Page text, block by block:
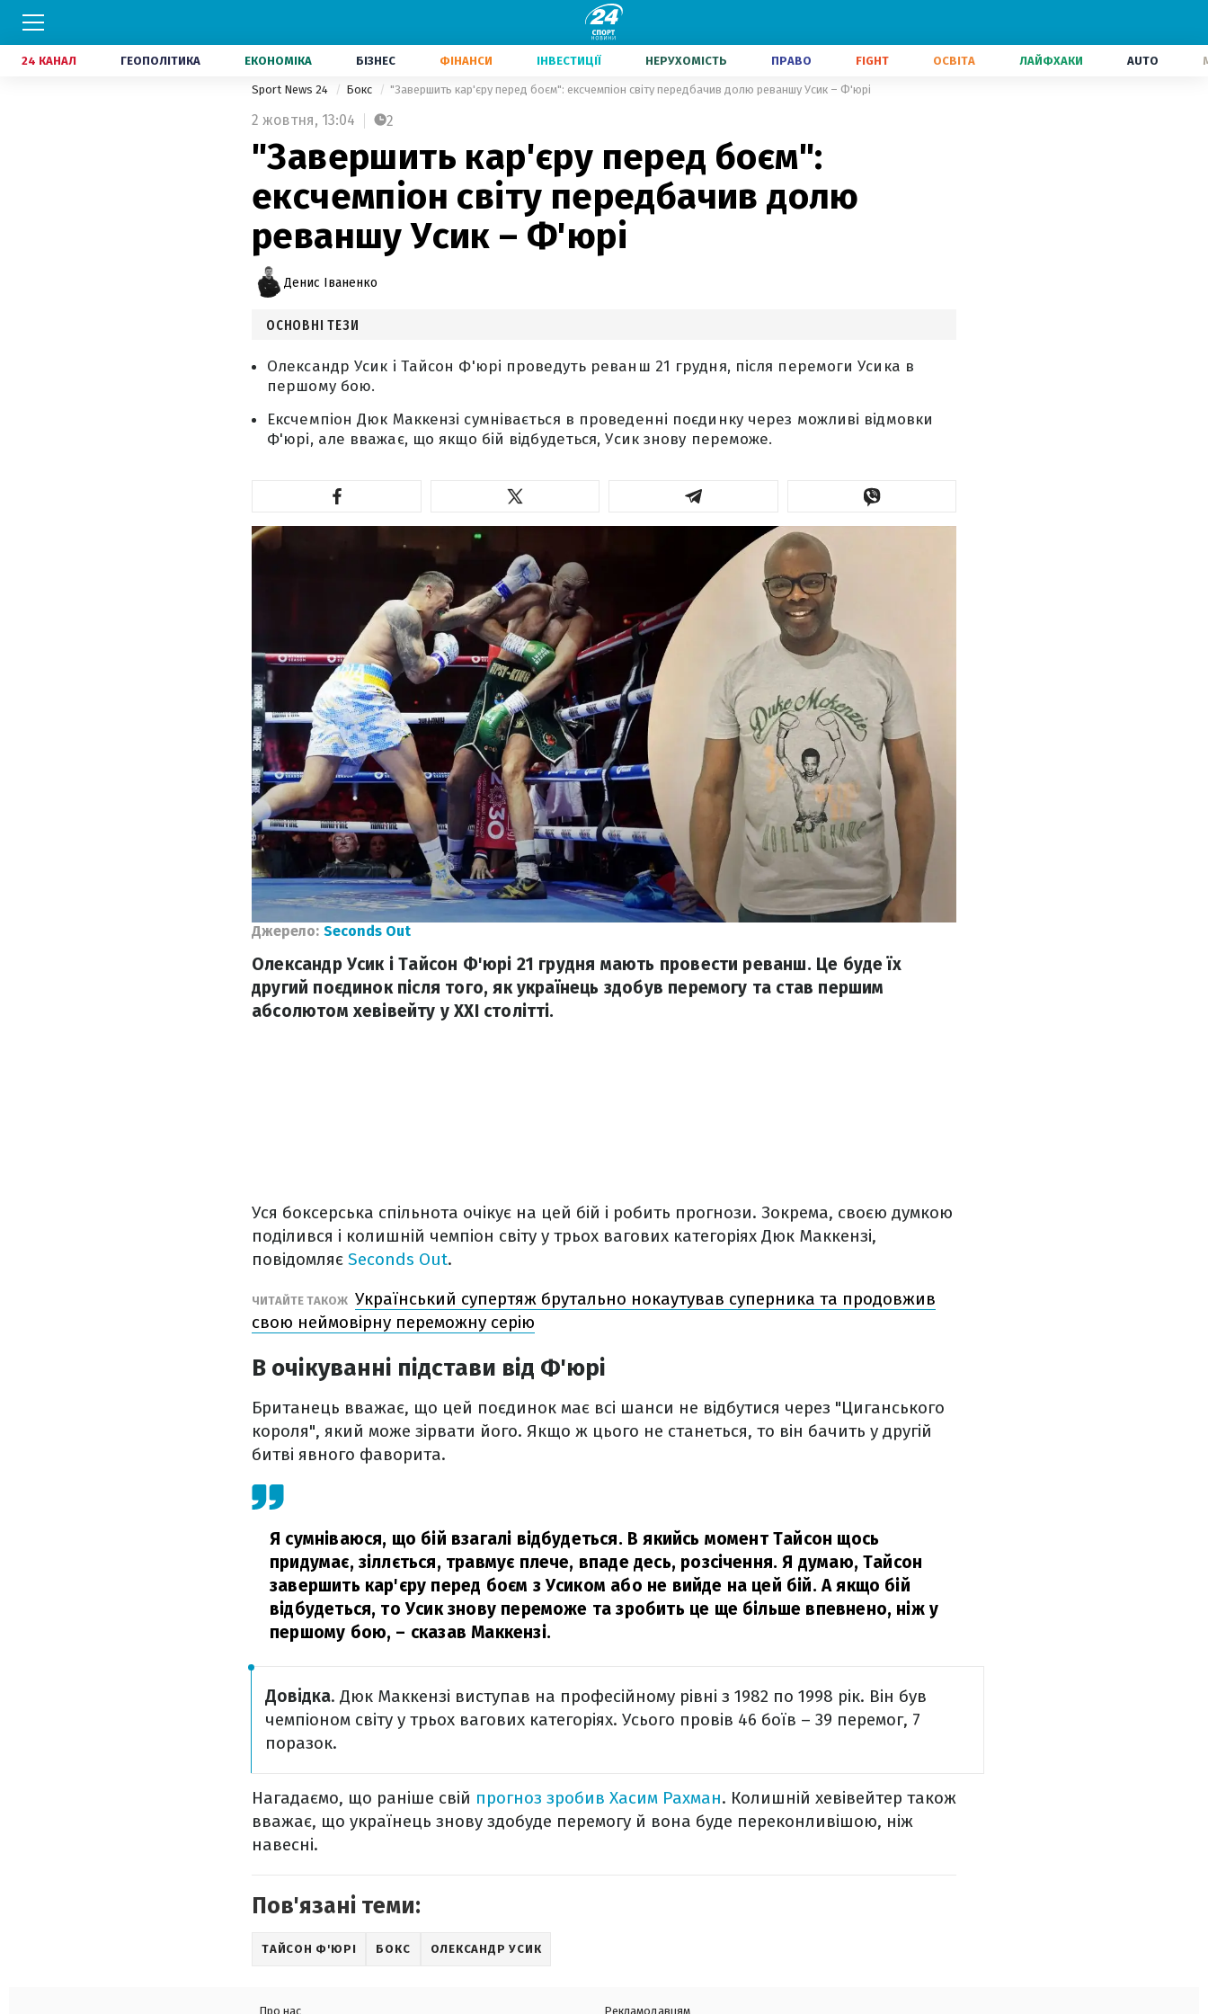
24 КАНАЛ ГЕОПОЛІТИКА ЕКОНОМІКА БІЗНЕС ФІНАНСИ ІНВЕСТИЦІЇ НЕРУХОМІСТЬ ПРАВО FIGHT ОСВІТА ЛАЙФХАКИ AUTO
Sport News 24 Бокс "Завершить кар'єру перед боєм": ексчемпіон світу передбачив долю реваншу Усик – Ф'юрі
2 жовтня, 13:04 2
"Завершить кар'єру перед боєм":
ексчемпіон світу передбачив долю
реваншу Усик – Ф'юрі
Денис Іваненко
ОСНОВНІ ТЕЗИ
Олександр Усик і Тайсон Ф'юрі проведуть реванш 21 грудня, після перемоги Усика в
першому бою.
Ексчемпіон Дюк Маккензі сумнівається в проведенні поєдинку через можливі відмовки
Ф'юрі, але вважає, що якщо бій відбудеться, Усик знову переможе.
Джерело: Seconds Out
Олександр Усик і Тайсон Ф'юрі 21 грудня мають провести реванш. Це буде їх
другий поєдинок після того, як українець здобув перемогу та став першим
абсолютом хевівейту у XXI столітті.
Уся боксерська спільнота очікує на цей бій і робить прогнози. Зокрема, своєю думкою
поділився і колишній чемпіон світу у трьох вагових категоріях Дюк Маккензі,
повідомляє Seconds Out.
ЧИТАЙТЕ ТАКОЖ Український супертяж брутально нокаутував суперника та продовжив
свою неймовірну переможну серію
В очікуванні підстави від Ф'юрі
Британець вважає, що цей поєдинок має всі шанси не відбутися через "Циганського
короля", який може зірвати його. Якщо ж цього не станеться, то він бачить у другій
битві явного фаворита.
Я сумніваюся, що бій взагалі відбудеться. В якийсь момент Тайсон щось
придумає, зіллється, травмує плече, впаде десь, розсічення. Я думаю, Тайсон
завершить кар'єру перед боєм з Усиком або не вийде на цей бій. А якщо бій
відбудеться, то Усик знову переможе та зробить це ще більше впевнено, ніж у
першому бою, – сказав Маккензі.
Довідка. Дюк Маккензі виступав на професійному рівні з 1982 по 1998 рік. Він був
чемпіоном світу у трьох вагових категоріях. Усього провів 46 боїв – 39 перемог, 7
поразок.
Нагадаємо, що раніше свій прогноз зробив Хасим Рахман. Колишній хевівейтер також
вважає, що українець знову здобуде перемогу й вона буде переконливішою, ніж
навесні.
Пов'язані теми:
ТАЙСОН Ф'ЮРІ БОКС ОЛЕКСАНДР УСИК
Про нас Рекламодавцям